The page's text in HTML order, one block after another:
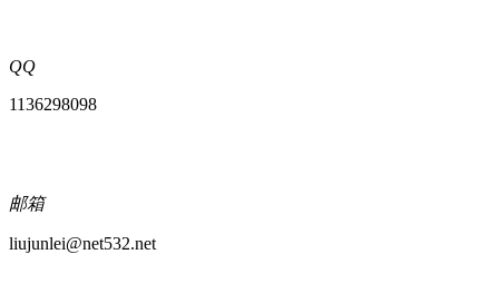
QQ
1136298098
邮箱
liujunlei@net532.net